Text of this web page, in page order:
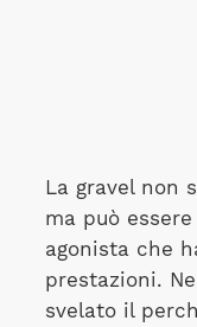
La gravel non
ma può
agonista che
prestazioni.
svelato il